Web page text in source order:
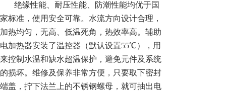
绝缘性能、耐压性能、防潮性能均优于国
家标准，使用安全可靠。水流方向设计合理，
加热均匀，无高、低温死角，热效率高。辅助
电加热器安装了温控器（默认设置55℃），用
来控制水温和缺水超温保护，避免元件及系统
的损坏。维修及保养非常方便，只要取下密封
端盖，拧下法兰上的不锈钢螺母，就可抽出电